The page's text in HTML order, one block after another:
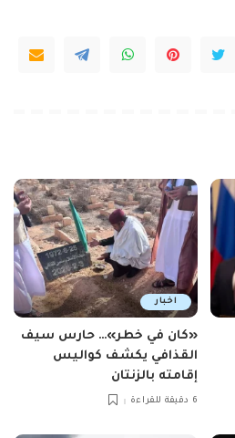
اخبار
«كان في خطر»… حارس سيف
القذافي يكشف كواليس
إقامته بالزنتان
6 دقيقة للقراءة